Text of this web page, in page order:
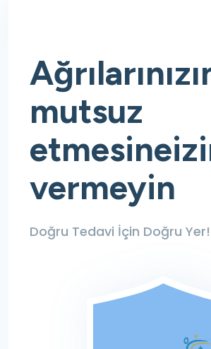
mutsuz
etmesine
vermeyin
Doğru Tedavi İçin Doğru Yer!